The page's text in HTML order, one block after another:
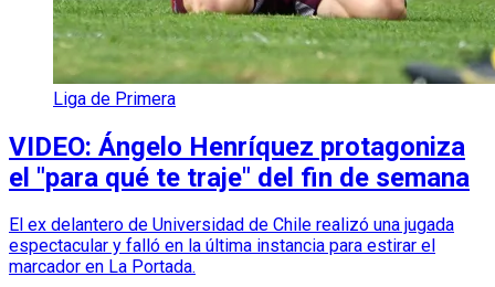
Liga de Primera
VIDEO: Ángelo Henríquez protagoniza
el "para qué te traje" del fin de semana
El ex delantero de Universidad de Chile realizó una jugada
espectacular y falló en la última instancia para estirar el
marcador en La Portada.